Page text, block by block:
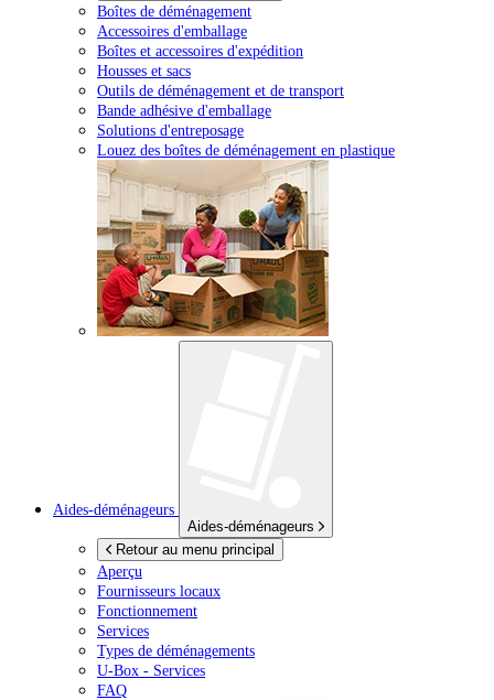
Boîtes de déménagement
Accessoires d'emballage
Boîtes et accessoires d'expédition
Housses et sacs
Outils de déménagement et de transport
Bande adhésive d'emballage
Solutions d'entreposage
Louez des boîtes de déménagement en plastique
Aides-déménageurs
Aides-déménageurs
Retour au menu principal
Aperçu
Fournisseurs locaux
Fonctionnement
Services
Types de déménagements
U-Box - Services
FAQ